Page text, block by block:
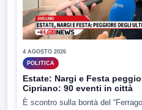
4 AGOSTO 2026
POLITICA
Estate: Nargi e Festa
Cipriano: 90 eventi in città
È scontro sulla bontà del